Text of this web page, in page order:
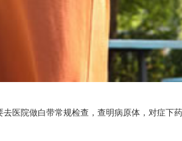
院做白带常规检查，查明病原体，对症